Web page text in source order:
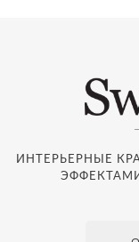
ИНТЕРЬЕРНЫЕ
ЭФФЕКТАМИ